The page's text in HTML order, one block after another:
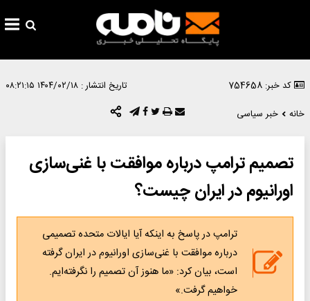
کد خبر: 754658 تاریخ انتشار : ۱۴۰۴/۰۲/۱۸ ۰۸:۲۱:۱۵
خانه
خبر سیاسی
تصمیم ترامپ درباره موافقت با غنی‌سازی
اورانیوم در ایران چیست؟
ترامپ در پاسخ به اینکه آیا ایالات متحده تصمیمی
درباره موافقت با غنی‌سازی اورانیوم در ایران گرفته
است، بیان کرد: «ما هنوز آن تصمیم را نگرفته‌ایم.
خواهیم گرفت.»